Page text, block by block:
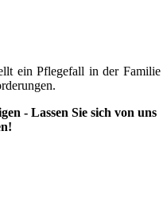
ein Pflegefall in der Familie
- Lassen Sie sich von uns